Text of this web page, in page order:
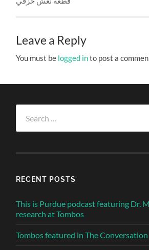
Leave a Reply
You must be logged into post a
for:
RECENT POSTS
This is Purdue podcast featuring Dr.
research at Tombos
Tombos featured in The Conversation